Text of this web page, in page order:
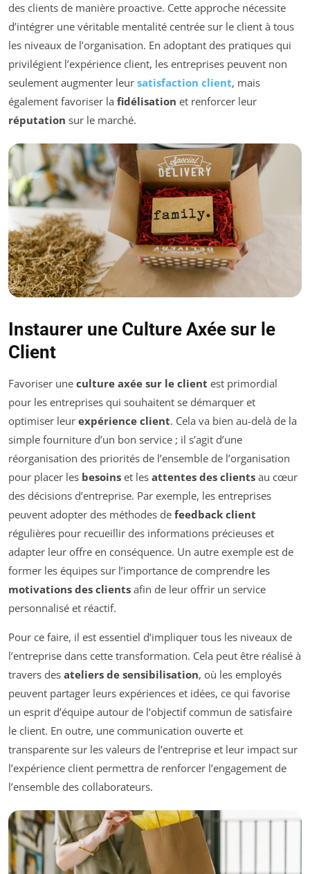
des clients de manière proactive. Cette approche nécessite
d’intégrer une véritable mentalité centrée sur le client à tous
les niveaux de l’organisation. En adoptant des pratiques qui
privilégient l’expérience client, les entreprises peuvent non
seulement augmenter leur satisfaction client, mais
également favoriser la fidélisation et renforcer leur
réputation sur le marché.
Instaurer une Culture Axée sur le
Client
Favoriser une culture axée sur le client est primordial
pour les entreprises qui souhaitent se démarquer et
optimiser leur expérience client. Cela va bien au-delà de la
simple fourniture d’un bon service ; il s’agit d’une
réorganisation des priorités de l’ensemble de l’organisation
pour placer les besoins et les attentes des clients au cœur
des décisions d’entreprise. Par exemple, les entreprises
peuvent adopter des méthodes de feedback client
régulières pour recueillir des informations précieuses et
adapter leur offre en conséquence. Un autre exemple est de
former les équipes sur l’importance de comprendre les
motivations des clients afin de leur offrir un service
personnalisé et réactif.
Pour ce faire, il est essentiel d’impliquer tous les niveaux de
l’entreprise dans cette transformation. Cela peut être réalisé à
travers des ateliers de sensibilisation, où les employés
peuvent partager leurs expériences et idées, ce qui favorise
un esprit d’équipe autour de l’objectif commun de satisfaire
le client. En outre, une communication ouverte et
transparente sur les valeurs de l’entreprise et leur impact sur
l’expérience client permettra de renforcer l’engagement de
l’ensemble des collaborateurs.